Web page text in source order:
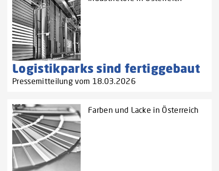
Logistikparks sind fertiggebaut
Pressemitteilung vom 18.03.2026
Farben und Lacke in Österreich